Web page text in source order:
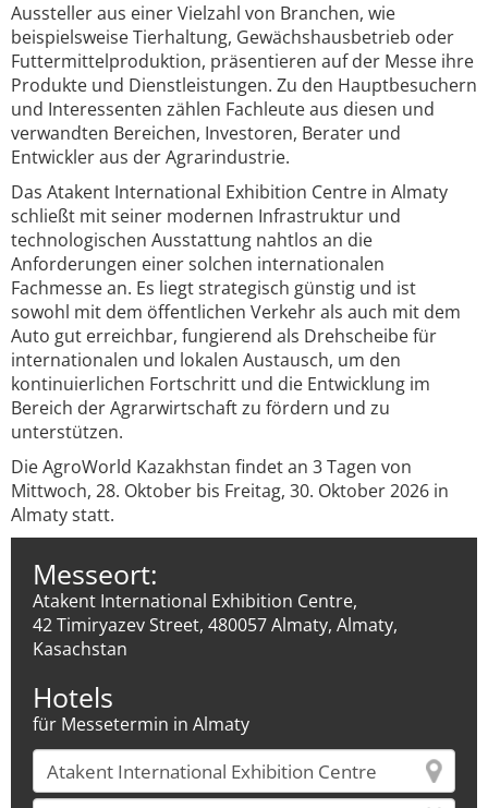
Aussteller aus einer Vielzahl von Branchen, wie
beispielsweise Tierhaltung, Gewächshausbetrieb oder
Futtermittelproduktion, präsentieren auf der Messe ihre
Produkte und Dienstleistungen. Zu den Hauptbesuchern
und Interessenten zählen Fachleute aus diesen und
verwandten Bereichen, Investoren, Berater und
Entwickler aus der Agrarindustrie.
Das Atakent International Exhibition Centre in Almaty
schließt mit seiner modernen Infrastruktur und
technologischen Ausstattung nahtlos an die
Anforderungen einer solchen internationalen
Fachmesse an. Es liegt strategisch günstig und ist
sowohl mit dem öffentlichen Verkehr als auch mit dem
Auto gut erreichbar, fungierend als Drehscheibe für
internationalen und lokalen Austausch, um den
kontinuierlichen Fortschritt und die Entwicklung im
Bereich der Agrarwirtschaft zu fördern und zu
unterstützen.
Die AgroWorld Kazakhstan findet an 3 Tagen von
Mittwoch, 28. Oktober bis Freitag, 30. Oktober 2026 in
Almaty statt.
Messeort:
Atakent International Exhibition Centre,
42 Timiryazev Street, 480057 Almaty, Almaty,
Kasachstan
Hotels
für Messetermin in Almaty